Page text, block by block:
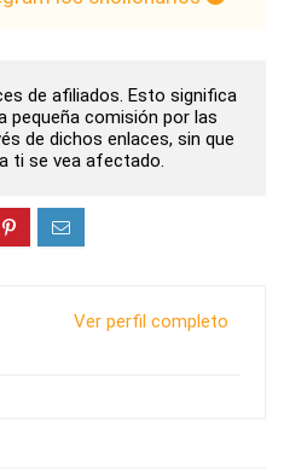
de afiliados. Esto significa
pequeña comisión por las
de dichos enlaces, sin que
ti se vea afectado.
Ver perfil completo